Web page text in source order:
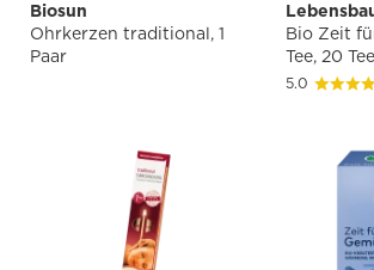
Biosun
Ohrkerzen traditional, 1
Paar
Bio Zeit
Tee, 20
5.0